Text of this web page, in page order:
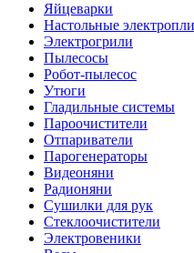
Яйцеварки
Настольные
Электрогрили
Пылесосы
Робот-пылесос
Утюги
Гладильные системы
Пароочистители
Отпариватели
Парогенераторы
Видеоняни
Радионяни
Сушилки для рук
Стеклоочистители
Электровеники